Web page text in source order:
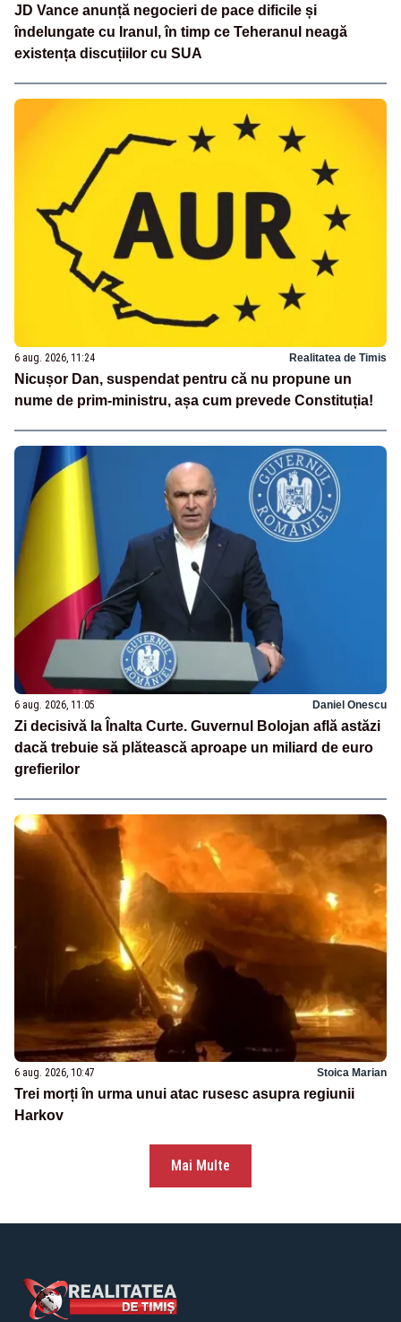
JD Vance anunță negocieri de pace dificile și
îndelungate cu Iranul, în timp ce Teheranul neagă
existența discuțiilor cu SUA
6 aug. 2026, 11:24 Realitatea de Timis
Nicușor Dan, suspendat pentru că nu propune un
nume de prim-ministru, așa cum prevede Constituția!
6 aug. 2026, 11:05 Daniel Onescu
Zi decisivă la Înalta Curte. Guvernul Bolojan află astăzi
dacă trebuie să plătească aproape un miliard de euro
grefierilor
6 aug. 2026, 10:47 Stoica Marian
Trei morți în urma unui atac rusesc asupra regiunii
Harkov
Mai Multe